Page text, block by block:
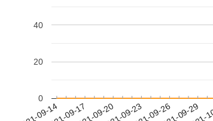
0
20
40